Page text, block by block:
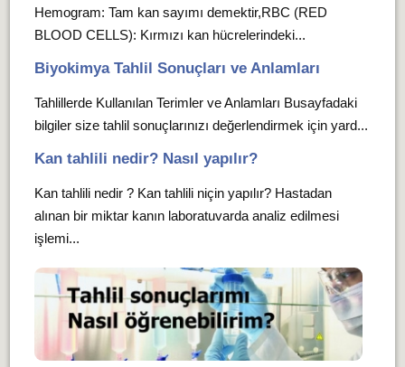
Hemogram: Tam kan sayımı demektir,RBC (RED
BLOOD CELLS): Kırmızı kan hücrelerindeki...
Biyokimya Tahlil Sonuçları ve Anlamları
Tahlillerde Kullanılan Terimler ve Anlamları Busayfadaki
bilgiler size tahlil sonuçlarınızı değerlendirmek için yard...
Kan tahlili nedir? Nasıl yapılır?
Kan tahlili nedir ? Kan tahlili niçin yapılır? Hastadan
alınan bir miktar kanın laboratuvarda analiz edilmesi
işlemi...